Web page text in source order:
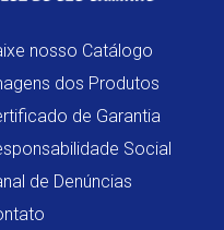
nosso Catálogo
dos Produtos
de Garantia
Social
de Denúncias